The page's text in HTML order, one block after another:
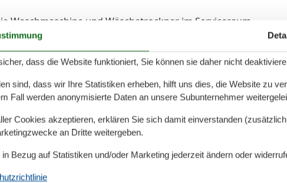
Waschmaschine und Wäschetrockner im Serviceraum.
einen hauseigenen Parkplatz. Bitte beachten Sie, dass
Ferienhaus ist. Im Wäschepaket sind ein bezogenes
enthalten.
Jürs, Sproß einer bekannten Elmshorner Kapitänsfamilie,
„Emanuel“ im Süderhafen. Er und sein Bruder Peter
das Wattenmeer ohne Motorkraft. Sein Sohn Jürgen
ersten Ferienhäuser auf Nordstrand. Diese erfreuen
und Alt - Singles, Ehepaaren uund Familien. Ocke und
und Liebe für das Wohl der Gäste.
dass die Website funktioniert, Sie können sie daher nicht
sind, dass wir Ihre Statistiken erheben, hilft uns dies, die Website zu
Fall werden anonymisierte Daten an unsere Subunternehmer
Cookies akzeptieren, erklären Sie sich damit einverstanden
an Dritte weitergeben.
Bezug auf Statistiken und/oder Marketing jederzeit ändern oder